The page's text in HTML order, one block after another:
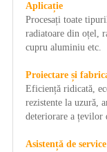
Aplicație
Procesați toate
radiatoare din oțel,
cupru aluminiu etc.
Proiectare și
Eficiență ridicată,
rezistente la uzură,
deteriorare a țevilor
Asistență de service